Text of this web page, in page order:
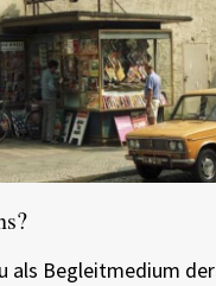
als Begleitmedium der